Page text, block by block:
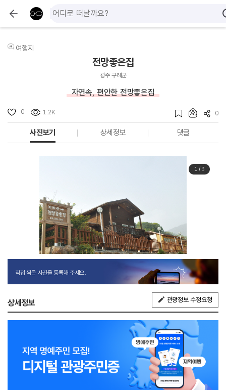
여행지
전망좋은집
광주 구례군
자연속, 편안한 전망좋은집
0 1.2K 0
사진보기 상세정보 댓글
1/ 3
직접 찍은 사진을 등록해 주세요.
상세정보 관광정보 수정요청